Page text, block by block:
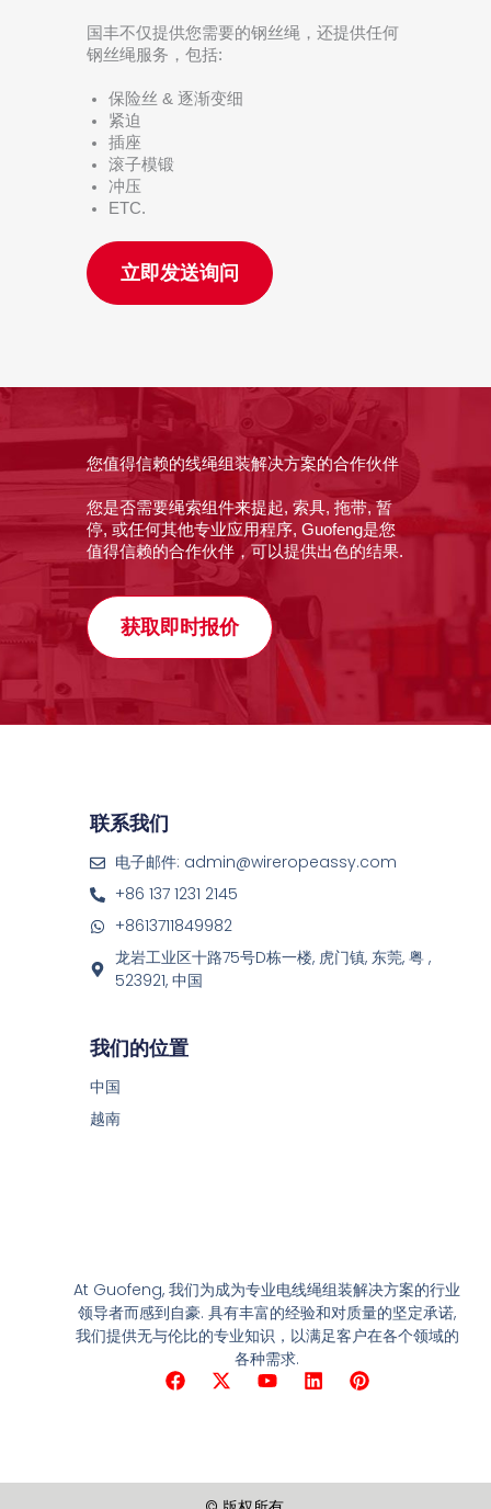
国丰不仅提供您需要的钢丝绳，还提供任何
钢丝绳服务，包括:
保险丝 & 逐渐变细
紧迫
插座
滚子模锻
冲压
ETC.
立即发送询问
您值得信赖的线绳组装解决方案的合作伙伴
您是否需要绳索组件来提起, 索具, 拖带, 暂
停, 或任何其他专业应用程序, Guofeng是您
值得信赖的合作伙伴，可以提供出色的结果.
获取即时报价
At Guofeng, 我们为成为专业电线绳组装解决方案的行业
领导者而感到自豪. 具有丰富的经验和对质量的坚定承诺,
我们提供无与伦比的专业知识，以满足客户在各个领域的
各种需求.
F
o
X
Y
b
e
领
兴
联系我们
电子邮件: admin@wireropeassy.com
+86 137 1231 2145
+8613711849982
龙岩工业区十路75号D栋一楼, 虎门镇, 东莞, 粤 ,
523921, 中国
我们的位置
中国
越南